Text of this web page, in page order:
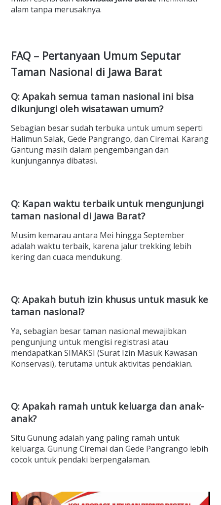
alam tanpa merusaknya.
FAQ – Pertanyaan Umum Seputar
Taman Nasional di Jawa Barat
Q: Apakah semua taman nasional ini bisa
dikunjungi oleh wisatawan umum?
Sebagian besar sudah terbuka untuk umum seperti
Halimun Salak, Gede Pangrango, dan Ciremai. Karang
Gantung masih dalam pengembangan dan
kunjungannya dibatasi.
Q: Kapan waktu terbaik untuk mengunjungi
taman nasional di Jawa Barat?
Musim kemarau antara Mei hingga September
adalah waktu terbaik, karena jalur trekking lebih
kering dan cuaca mendukung.
Q: Apakah butuh izin khusus untuk masuk ke
taman nasional?
Ya, sebagian besar taman nasional mewajibkan
pengunjung untuk mengisi registrasi atau
mendapatkan SIMAKSI (Surat Izin Masuk Kawasan
Konservasi), terutama untuk aktivitas pendakian.
Q: Apakah ramah untuk keluarga dan anak-
anak?
Situ Gunung adalah yang paling ramah untuk
keluarga. Gunung Ciremai dan Gede Pangrango lebih
cocok untuk pendaki berpengalaman.